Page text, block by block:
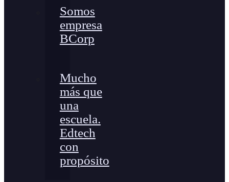
Somos
empresa
BCorp
Mucho
más que
una
escuela.
Edtech
con
propósito